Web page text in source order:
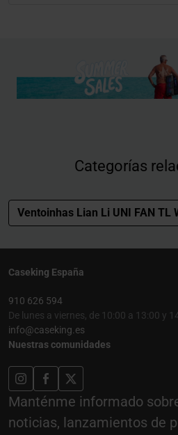
Categorías
Ventoinhas Lian Li UNI FAN TL
Caseking España
910 626 594
De lunes a viernes, de 10:00 a 13:00 y
info@caseking.es
Nuestras comunidades
Manténme informado
noticias, lanzamientos de